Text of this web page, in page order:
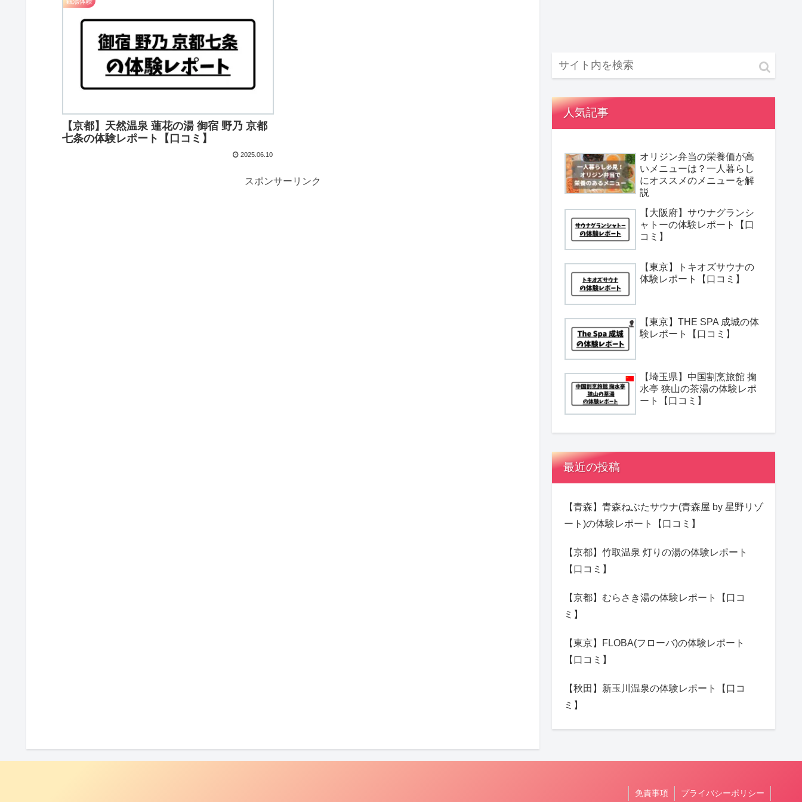
【京都】天然温泉 蓮花の湯 御宿 野乃 京都
七条の体験レポート【口コミ】
2025.06.10
スポンサーリンク
人気記事
オリジン弁当の栄養価が高
いメニューは？一人暮らし
にオススメのメニューを解
説
【大阪府】サウナグランシ
ャトーの体験レポート【口
コミ】
【東京】トキオズサウナの
体験レポート【口コミ】
【東京】THE SPA 成城の体
験レポート【口コミ】
【埼玉県】中国割烹旅館 掬
水亭 狭山の茶湯の体験レポ
ート【口コミ】
最近の投稿
【青森】青森ねぶたサウナ(青森屋 by 星野リゾ
ート)の体験レポート【口コミ】
【京都】竹取温泉 灯りの湯の体験レポート
【口コミ】
【京都】むらさき湯の体験レポート【口コ
ミ】
【東京】FLOBA(フローバ)の体験レポート
【口コミ】
【秋田】新玉川温泉の体験レポート【口コ
ミ】
免責事項 プライバシーポリシー